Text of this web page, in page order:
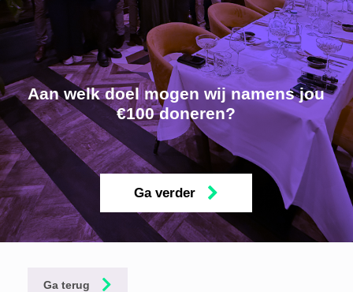
Aan welk doel mogen wij namens jou
€100 doneren?
Ga verder
Ga terug